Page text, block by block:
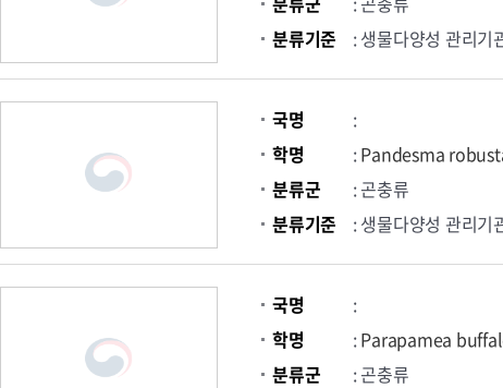
분류기준
: 생물다양성 관리기
국명
:
학명
:Pandesma
분류군
: 곤충류
분류기준
: 생물다양성 관리기
국명
:
학명
:Parapamea
분류군
: 곤충류